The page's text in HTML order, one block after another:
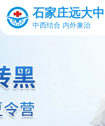
石家庄远大
中西结合 内外兼治